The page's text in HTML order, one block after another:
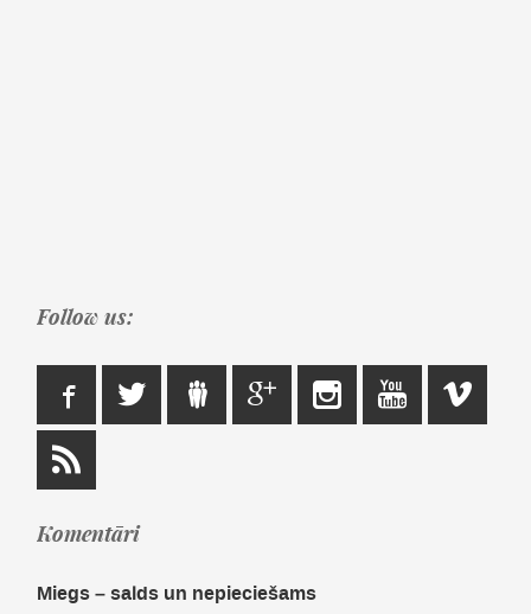
Follow us:
Komentāri
Miegs – salds un nepieciešams